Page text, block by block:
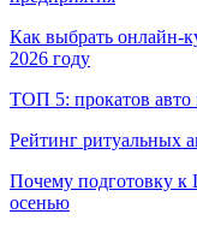
Как выбрать онлайн-
2026 году
ТОП 5: прокатов авто
Рейтинг ритуальных
Почему подготовку
осенью